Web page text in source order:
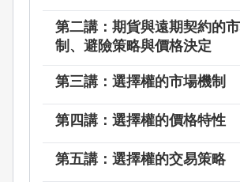
第二講：期貨與遠期契約的
制、避險策略與價格決定
第三講：選擇權的市場機制
第四講：選擇權的價格特性
第五講：選擇權的交易策略